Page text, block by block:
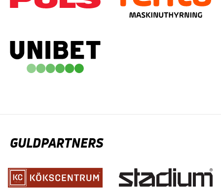
GULDPARTNERS